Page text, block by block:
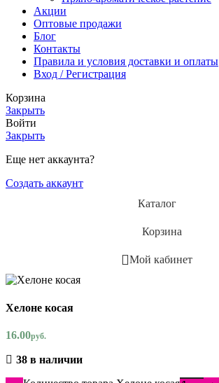
Акции
Оптовые продажи
Блог
Контакты
Правила и условия доставки и оплаты
Вход / Регистрация
Корзина
Закрыть
Войти
Закрыть
Еще нет аккаунта?
Создать аккаунт
Каталог
Корзина
Мой кабинет
Хелоне косая
16.00руб.
38 в наличии